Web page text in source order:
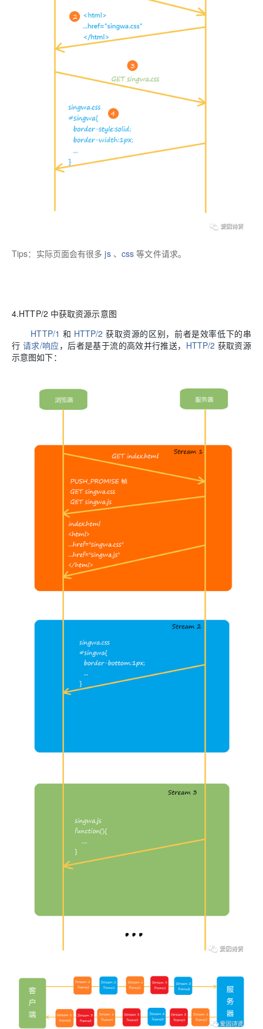
Tips： 实际页面会有很多js、 css 等文件请求。
4.HTTP/2 中获取资源示意图
HTTP/1 和 HTTP/2 获取资源的区别，前者是效率低下的串
行 请求/响应，后者是基于流的高效并行推送， HTTP/2 获取资源
示意图如下：